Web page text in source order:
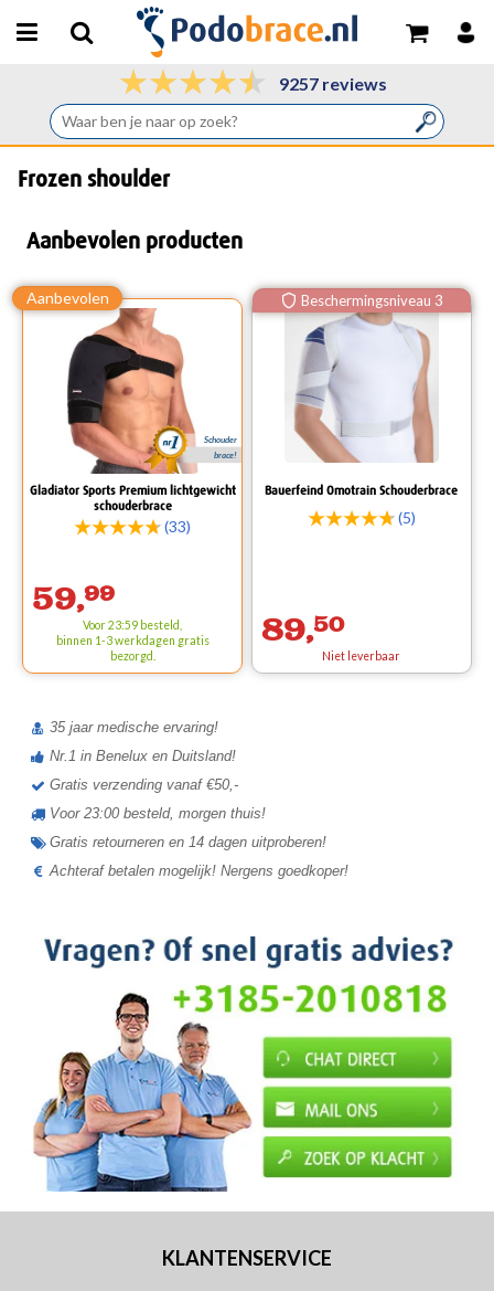
9257 reviews
Frozen shoulder
Aanbevolen producten
Schouder
brace!
Gladiator Sports Premium lichtgewicht
schouderbrace
(33)
59,99
Voor 23:59 besteld,
binnen 1-3 werkdagen gratis
bezorgd.
Beschermingsniveau 3
Bauerfeind Omotrain Schouderbrace
(5)
89,50
Niet leverbaar
35 jaar medische ervaring!
Nr.1 in Benelux en Duitsland!
Gratis verzending vanaf €50,-
Voor 23:00 besteld, morgen thuis!
Gratis retourneren en 14 dagen uitproberen!
Achteraf betalen mogelijk! Nergens goedkoper!
KLANTENSERVICE